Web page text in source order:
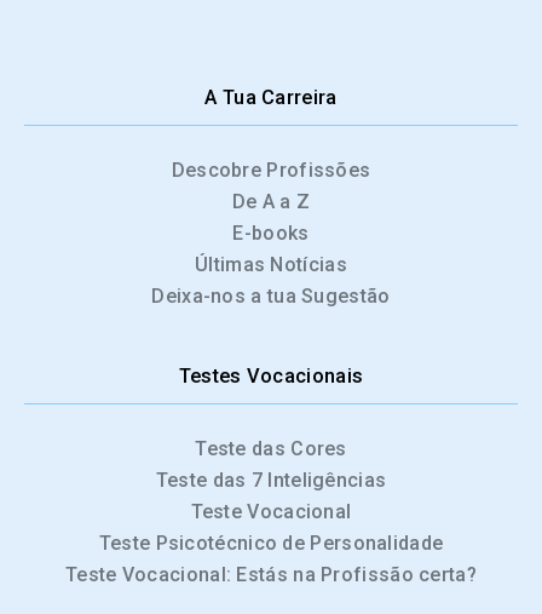
A Tua Carreira
Descobre Profissões
De A a Z
E-books
Últimas Notícias
Deixa-nos a tua Sugestão
Testes Vocacionais
Teste das Cores
Teste das 7 Inteligências
Teste Vocacional
Teste Psicotécnico de Personalidade
Teste Vocacional: Estás na Profissão certa?